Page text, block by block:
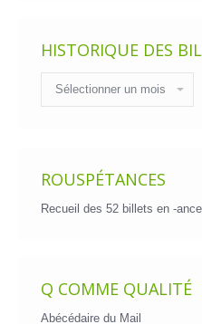
HISTORIQUE DES
des
billets
ROUSPÉTANCES
Recueil des 52 billets en -ance.
Q COMME QUALITÉ
Abécédaire du Mail